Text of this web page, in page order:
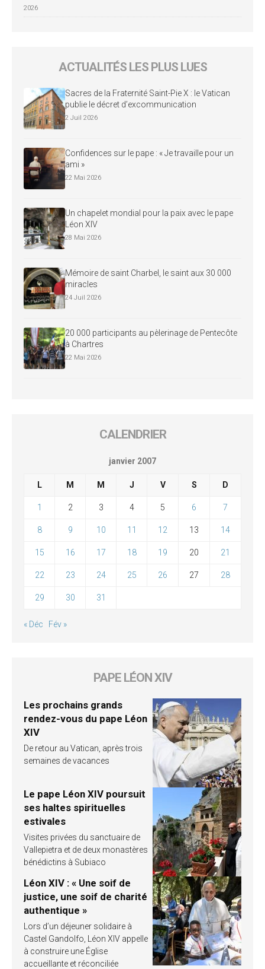
2026
ACTUALITÉS LES PLUS LUES
Sacres de la Fraternité Saint-Pie X : le Vatican
publie le décret d’excommunication
2 Juil 2026
Confidences sur le pape : « Je travaille pour un
ami »
22 Mai 2026
Un chapelet mondial pour la paix avec le pape
Léon XIV
28 Mai 2026
Mémoire de saint Charbel, le saint aux 30 000
miracles
24 Juil 2026
20 000 participants au pèlerinage de Pentecôte
à Chartres
22 Mai 2026
CALENDRIER
janvier 2007
L M M J V S D
1 2 3 4 5 6 7
8 9 10 11 12 13 14
15 16 17 18 19 20 21
22 23 24 25 26 27 28
29 30 31
« Déc Fév »
PAPE LÉON XIV
Les prochains grands
rendez-vous du pape Léon
XIV
De retour au Vatican, après trois
semaines de vacances
Le pape Léon XIV poursuit
ses haltes spirituelles
estivales
Visites privées du sanctuaire de
Vallepietra et de deux monastères
bénédictins à Subiaco
Léon XIV : « Une soif de
justice, une soif de charité
authentique »
Lors d’un déjeuner solidaire à
Castel Gandolfo, Léon XIV appelle
à construire une Église
accueillante et réconciliée